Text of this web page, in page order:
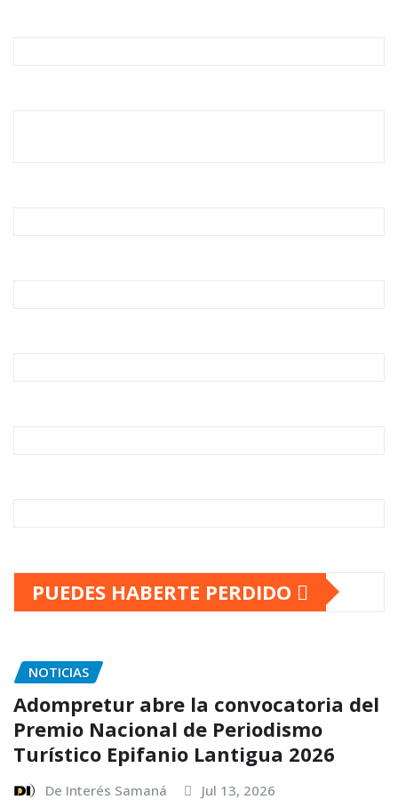
PUEDES HABERTE PERDIDO
NOTICIAS
Adompretur abre la convocatoria del
Premio Nacional de Periodismo
Turístico Epifanio Lantigua 2026
De Interés Samaná Jul 13, 2026